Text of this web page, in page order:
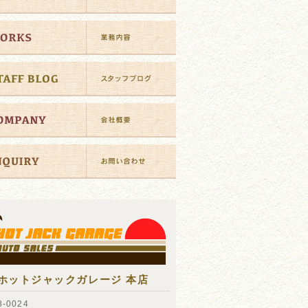
ットジャックガレージ 本店
0024